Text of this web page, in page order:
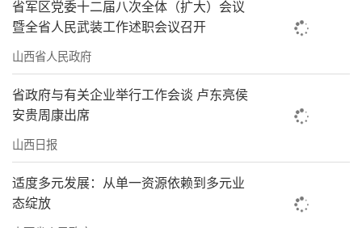
省军区党委十二届八次全体（扩大）会议
暨全省人民武装工作述职会议召开
山西省人民政府
省政府与有关企业举行工作会谈 卢东亮侯
安贵周康出席
山西日报
适度多元发展：从单一资源依赖到多元业
态绽放